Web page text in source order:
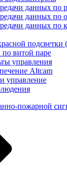
данных по
данных по
данных по
по витой паре
управления
Altcam
управление
пожарной